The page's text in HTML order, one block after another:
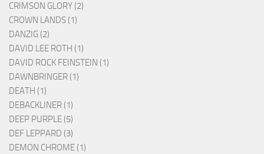
CRIMSON GLORY (2)
CROWN LANDS (1)
DANZIG (2)
DAVID LEE ROTH (1)
DAVID ROCK FEINSTEIN (1)
DAWNBRINGER (1)
DEATH (1)
DEBACKLINER (1)
DEEP PURPLE (5)
DEF LEPPARD (3)
DEMON CHROME (1)